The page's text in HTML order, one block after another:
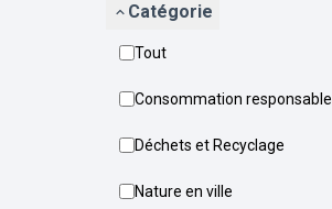
Catégorie
Tout
Consommation responsable
Déchets et Recyclage
Nature en ville